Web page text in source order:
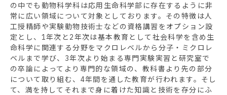
の中でも動物科学科は応用生命科学部に存在するように非
常に広い領域について対象としております。その特徴は人
工授精師や実験動物技術士などの資格講習をオプション設
定とし、1年次と2年次は基本教育として社会科学を含め生
命科学に関連する分野をマクロレベルから分子・ミクロレ
ベルまで学び、3年次より始まる専門実験実習と研究室で
の卒論によってより専門的な領域の、教科書より先の部分
について取り組む、4年間を通した教育が行われます。そし
て、満を持してそれまで身に着けた知識と技術を存分にふ